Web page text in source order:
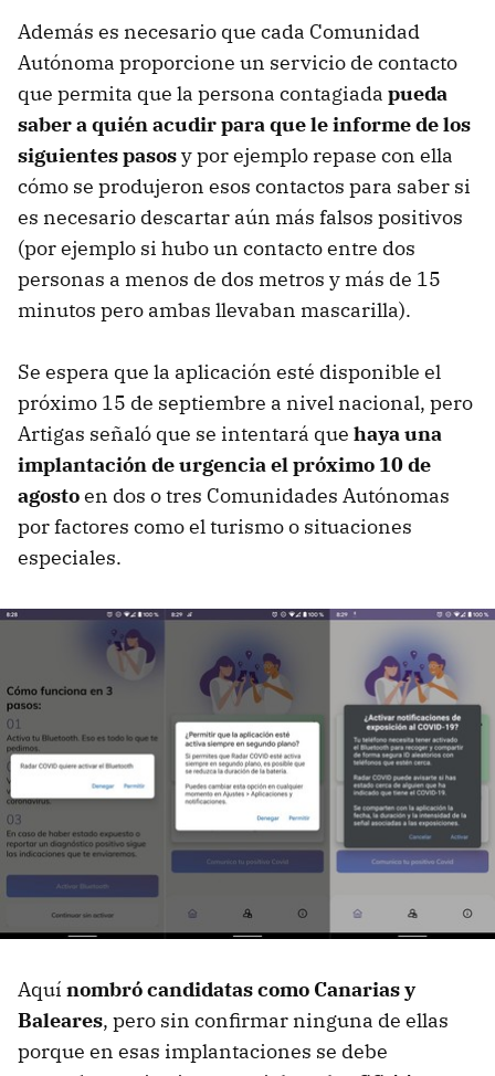
Además es necesario que cada Comunidad
Autónoma proporcione un servicio de contacto
que permita que la persona contagiada pueda
saber a quién acudir para que le informe de los
siguientes pasosy por ejemplo repase con ella
cómo se produjeron esos contactos para saber si
es necesario descartar aún más falsos positivos
(por ejemplo si hubo un contacto entre dos
personas a menos de dos metros y más de 15
minutos pero ambas llevaban mascarilla).
Se espera que la aplicación esté disponible el
próximo 15 de septiembre a nivel nacional, pero
Artigas señaló que se intentará que haya una
implantación de urgencia el próximo 10 de
agostoen dos o tres Comunidades Autónomas
por factores como el turismo o situaciones
especiales.
Aquí nombró candidatas como Canarias y
Baleares, pero sin confirmar ninguna de ellas
porque en esas implantaciones se debe